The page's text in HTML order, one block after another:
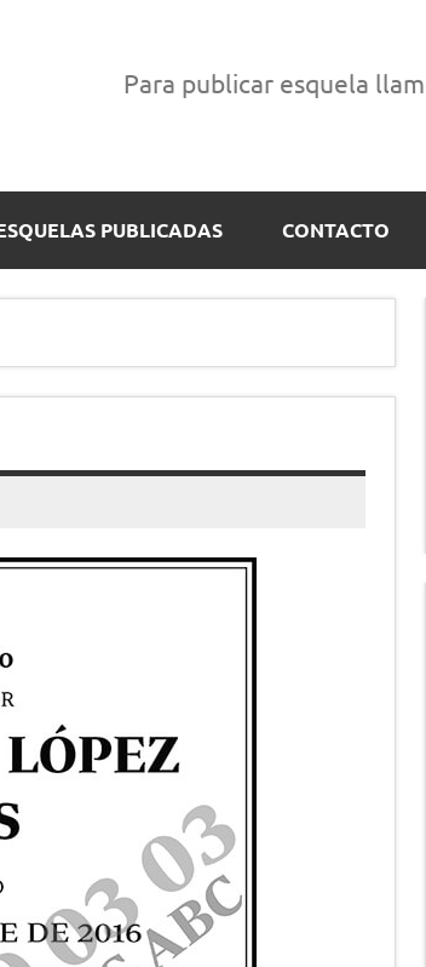
Para publicar esquela
PUBLICADAS CONTACTO